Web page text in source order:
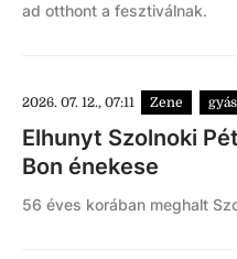
ad otthont a fesztiválnak.
2026. 07. 12., 07:11 Zene
Elhunyt Szolnoki
Bon énekese
56 éves korában meghalt